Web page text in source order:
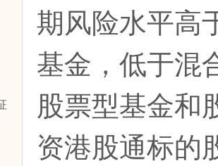
期风险水平高
基金，低于混
股票型基金和
资港股通标的